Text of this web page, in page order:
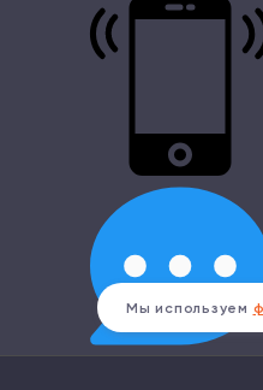
Мы используем